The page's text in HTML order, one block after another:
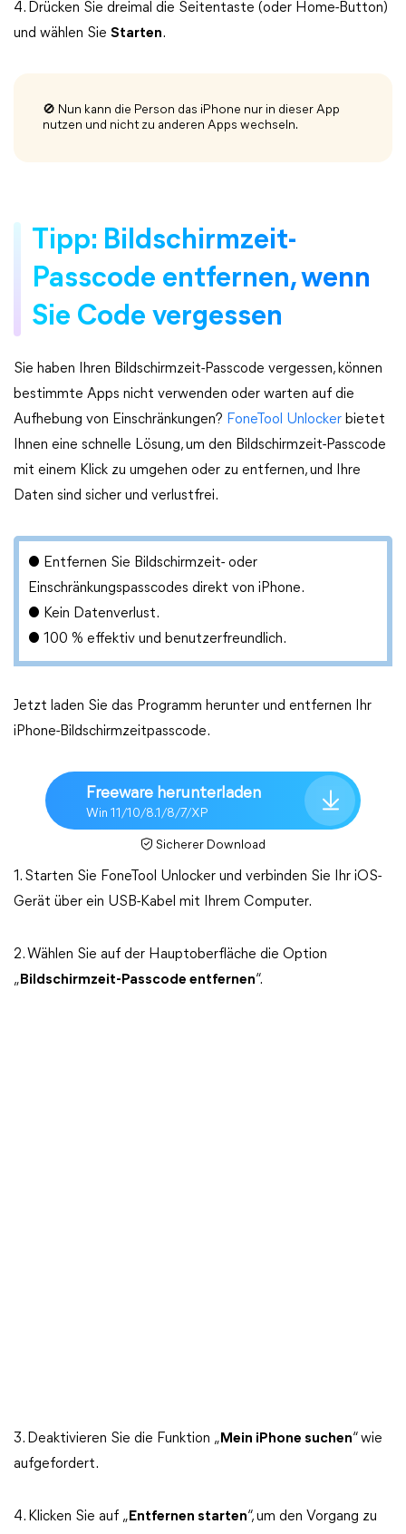
4. Drücken Sie dreimal die Seitentaste (oder Home-Button)
und wählen Sie Starten.
🚫 Nun kann die Person das iPhone nur in dieser App
nutzen und nicht zu anderen Apps wechseln.
Tipp: Bildschirmzeit-
Passcode entfernen, wenn
Sie Code vergessen
Sie haben Ihren Bildschirmzeit-Passcode vergessen, können
bestimmte Apps nicht verwenden oder warten auf die
Aufhebung von Einschränkungen? FoneTool Unlocker bietet
Ihnen eine schnelle Lösung, um den Bildschirmzeit-Passcode
mit einem Klick zu umgehen oder zu entfernen, und Ihre
Daten sind sicher und verlustfrei.
● Entfernen Sie Bildschirmzeit- oder
Einschränkungspasscodes direkt von iPhone.
● Kein Datenverlust.
● 100 % effektiv und benutzerfreundlich.
Jetzt laden Sie das Programm herunter und entfernen Ihr
iPhone-Bildschirmzeitpasscode.
Freeware herunterladen
Win 11/10/8.1/8/7/XP
Sicherer Download
1. Starten Sie FoneTool Unlocker und verbinden Sie Ihr iOS-
Gerät über ein USB-Kabel mit Ihrem Computer.
2. Wählen Sie auf der Hauptoberfläche die Option
„ Bildschirmzeit-Passcode entfernen“.
3. Deaktivieren Sie die Funktion „ Mein iPhone suchen“ wie
aufgefordert.
4. Klicken Sie auf „ Entfernen starten“, um den Vorgang zu